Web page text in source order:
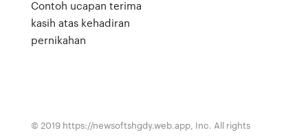
Contoh ucapan terima
kasih atas kehadiran
pernikahan
© 2019 https://newsoftshgdy.web.app, Inc. All rights